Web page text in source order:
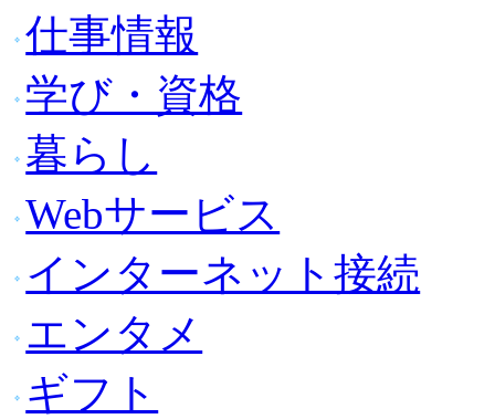
仕事情報
学び・資格
暮らし
Webサービス
インターネット接続
エンタメ
ギフト